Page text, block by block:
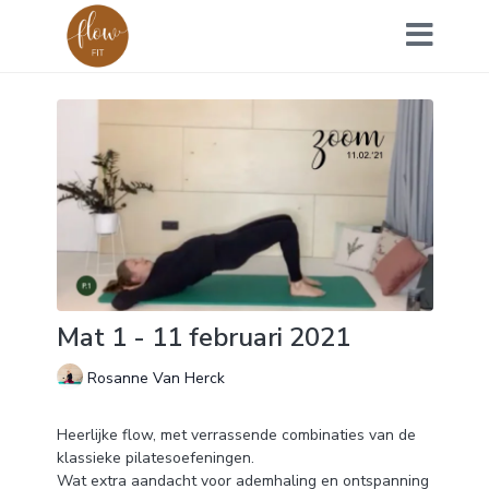
Mat 1 - 11 februari 2021
Rosanne Van Herck
Heerlijke flow, met verrassende combinaties van de
klassieke pilatesoefeningen.
Wat extra aandacht voor ademhaling en ontspanning